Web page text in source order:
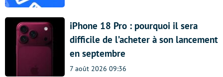
iPhone 18 Pro : pourquoi il sera
difficile de l’acheter à son lancement
en septembre
7 août 2026 09:36